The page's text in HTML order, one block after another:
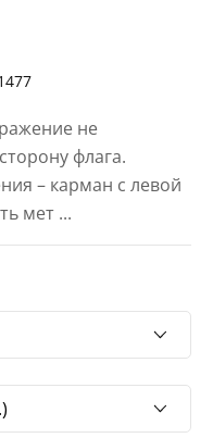
не
флага.
– карман с левой
мет ...